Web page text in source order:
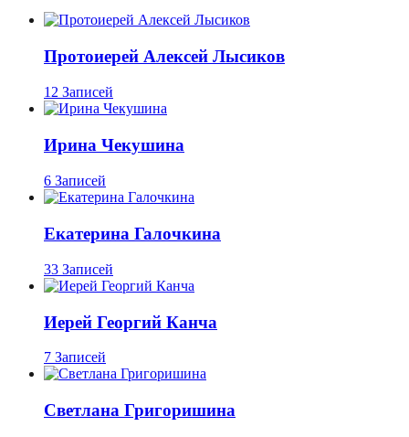
Протоиерей Алексей Лысиков
12 Записей
Ирина Чекушина
6 Записей
Екатерина Галочкина
33 Записей
Иерей Георгий Канча
7 Записей
Светлана Григоришина